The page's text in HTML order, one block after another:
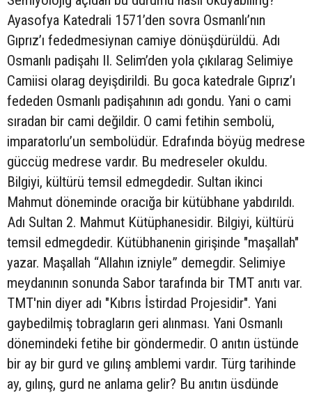
Ayasofya Katedrali 1571’den sovra Osmanlı’nın
Gıprız’ı fededmesiynan camiye dönüşdürüldü. Adı
Osmanlı padişahı II. Selim’den yola çıkılarag Selimiye
Camiisi olarag deyişdirildi. Bu goca katedrale Gıprız’ı
fededen Osmanlı padişahının adı gondu. Yani o cami
sıradan bir cami değildir. O cami fetihin sembolü,
imparatorlu’un sembolüdür. Edrafında böyüg medrese
güccüg medrese vardır. Bu medreseler okuldu.
Bilgiyi, kültürü temsil edmegdedir. Sultan ikinci
Mahmut döneminde oracığa bir kütübhane yabdırıldı.
Adı Sultan 2. Mahmut Kütüphanesidir. Bilgiyi, kültürü
temsil edmegdedir. Kütübhanenin girişinde "maşallah"
yazar. Maşallah “Allahın izniyle” demegdir. Selimiye
meydanının sonunda Sabor tarafında bir TMT anıtı var.
TMT'nin diyer adı "Kıbrıs İstirdad Projesidir". Yani
gaybedilmiş tobragların geri alınması. Yani Osmanlı
dönemindeki fetihe bir göndermedir. O anıtın üstünde
bir ay bir gurd ve gılınş amblemi vardır. Türg tarihinde
ay, gılınş, gurd ne anlama gelir? Bu anıtın üsdünde